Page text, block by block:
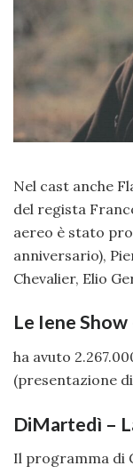
Nel cast anche
del regista
aereo è stato
anniversario),
Chevalier, Elio
Le Iene
ha avuto
(presentazione di
DiMartedì –
Il programma di